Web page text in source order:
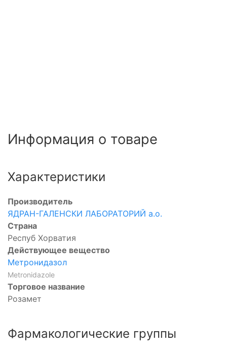
Информация о товаре
Характеристики
Производитель
ЯДРАН-ГАЛЕНСКИ ЛАБОРАТОРИЙ а.о.
Страна
Респуб Хорватия
Действующее вещество
Метронидазол
Metronidazole
Торговое название
Розамет
Фармакологические группы